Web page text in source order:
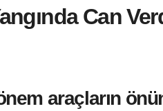
Can
araçların